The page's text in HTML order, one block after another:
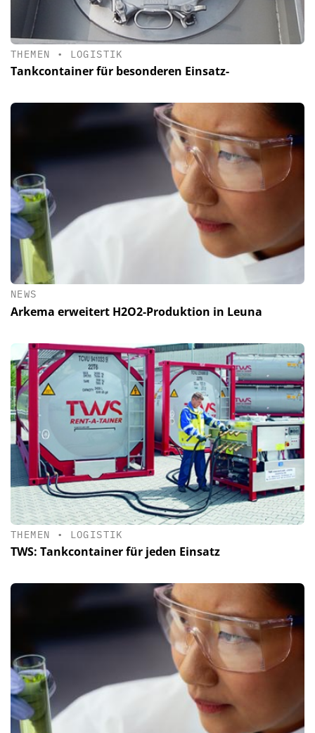
THEMEN • LOGISTIK
Tankcontainer für besonderen Einsatz-
NEWS
Arkema erweitert H2O2-Produktion in Leuna
THEMEN • LOGISTIK
TWS: Tankcontainer für jeden Einsatz